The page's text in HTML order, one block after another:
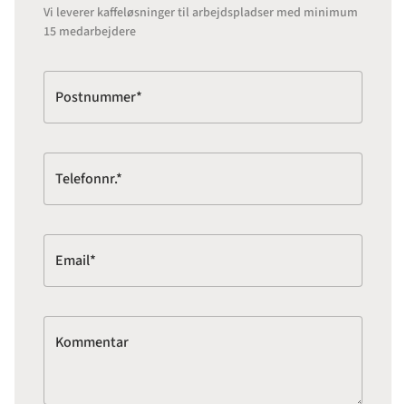
Vi leverer kaffeløsninger til arbejdspladser med minimum
15 medarbejdere
Postnummer*
Telefonnr.*
Email*
Kommentar